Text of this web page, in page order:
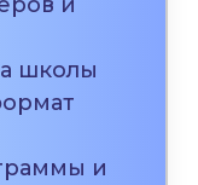
школы
и